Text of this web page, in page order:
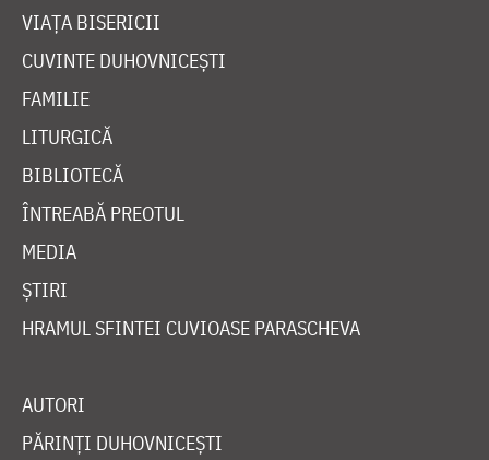
VIAȚA BISERICII
CUVINTE DUHOVNICEȘTI
FAMILIE
LITURGICĂ
BIBLIOTECĂ
ÎNTREABĂ PREOTUL
MEDIA
ȘTIRI
HRAMUL SFINTEI CUVIOASE PARASCHEVA
AUTORI
PĂRINȚI DUHOVNICEȘTI